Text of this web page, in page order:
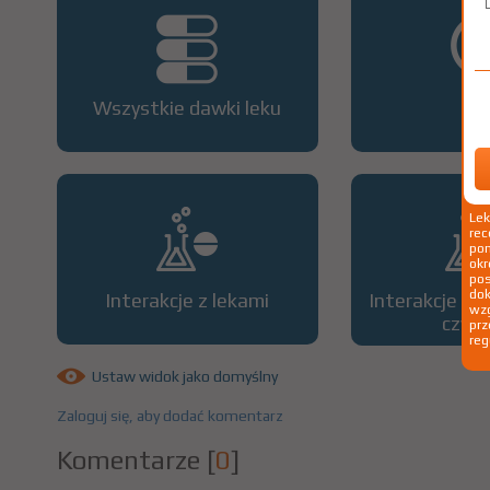
Wszystkie dawki leku
Interakcje z lekami
Interakcje z
Ustaw widok jako domyślny
Zaloguj się, aby dodać komentarz
Komentarze [0]